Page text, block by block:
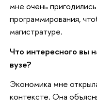
мне очень
программирования,
магистратуре.
Что интересного вы
вузе?
Экономика мне
контексте. Она